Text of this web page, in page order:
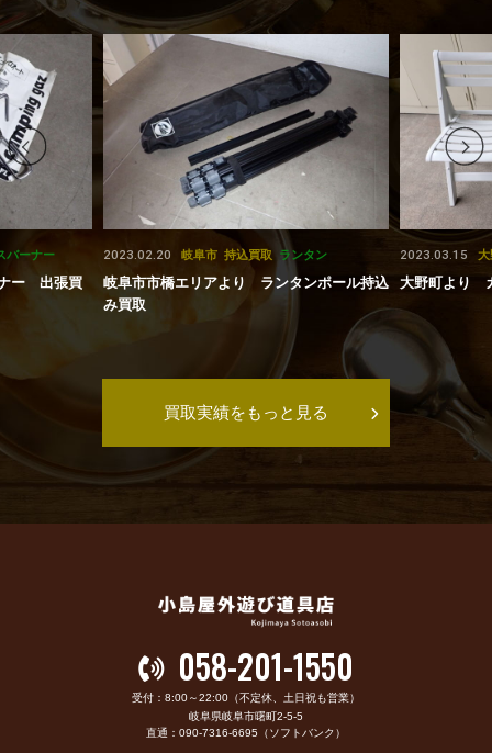
バーナー
ー 出張買
2023.02.20 岐阜市 持込買取 ランタン
岐阜市市橋エリアより ランタンポール持込
み買取
2023.03.15 大
大野町より
買取実績をもっと見る
058-201-1550
受付：8:00～22:00（不定休、土日祝も営業）
岐阜県岐阜市曙町2-5-5
直通：090-7316-6695（ソフトバンク）